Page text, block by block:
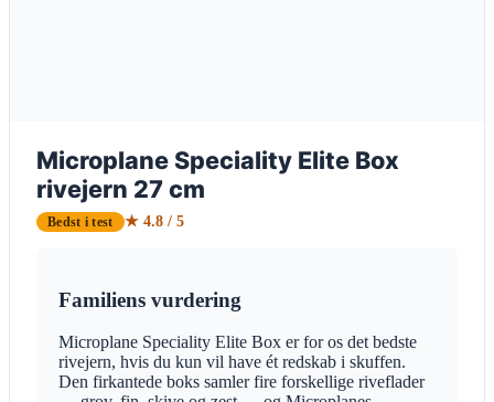
Microplane Speciality Elite Box
rivejern 27 cm
Bedst i test ★ 4.8 / 5
Familiens vurdering
Microplane Speciality Elite Box er for os det bedste
rivejern, hvis du kun vil have ét redskab i skuffen.
Den firkantede boks samler fire forskellige riveflader